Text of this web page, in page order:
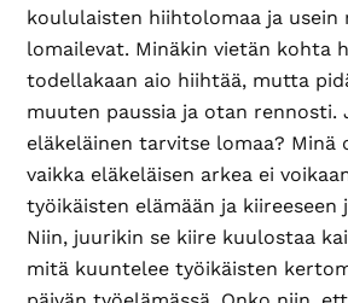
koululaisten hiihtolomaa ja usein
lomailevat. Minäkin vietän kohta
todellakaan aio hiihtää, mutta
muuten paussia ja otan rennosti.
eläkeläinen tarvitse lomaa? Minä
vaikka eläkeläisen arkea ei
työikäisten elämään ja kiireeseen
Niin, juurikin se kiire kuulostaa
mitä kuuntelee työikäisten